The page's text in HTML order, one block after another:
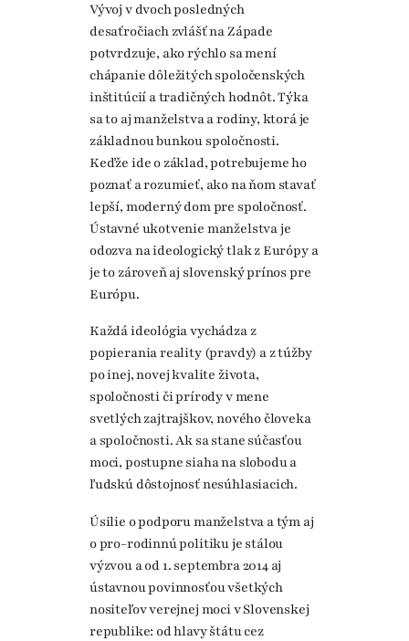
Vývoj v dvoch posledných
desaťročiach zvlášť na Západe
potvrdzuje, ako rýchlo sa mení
chápanie dôležitých spoločenských
inštitúcií a tradičných hodnôt. Týka
sa to aj manželstva a rodiny, ktorá je
základnou bunkou spoločnosti.
Keďže ide o základ, potrebujeme ho
poznať a rozumieť, ako na ňom stavať
lepší, moderný dom pre spoločnosť.
Ústavné ukotvenie manželstva je
odozva na ideologický tlak z Európy a
je to zároveň aj slovenský prínos pre
Európu.
Každá ideológia vychádza z
popierania reality (pravdy) a z túžby
po inej, novej kvalite života,
spoločnosti či prírody v mene
svetlých zajtrajškov, nového človeka
a spoločnosti. Ak sa stane súčasťou
moci, postupne siaha na slobodu a
ľudskú dôstojnosť nesúhlasiacich.
Úsilie o podporu manželstva a tým aj
o pro-rodinnú politiku je stálou
výzvou a od 1. septembra 2014 aj
ústavnou povinnosťou všetkých
nositeľov verejnej moci v Slovenskej
republike: od hlavy štátu cez